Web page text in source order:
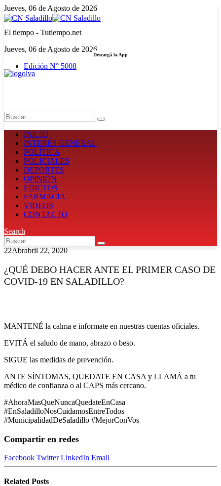
Jueves, 06 de Agosto de 2026
El tiempo - Tutiempo.net
Jueves, 06 de Agosto de 2026
Edición N° 5008
Descargá la App
INICIO
INTERÉS GENERAL
POLÍTICA
POLICIALES
DEPORTES
OPINIÓN
EDICTOS
FARMACIA
VIDEOS
CONTACTO
Search
22Abrabril 22, 2020
¿QUÉ DEBO HACER ANTE EL PRIMER CASO DE
COVID-19 EN SALADILLO?
MANTENÉ la calma e informate en nuestras cuentas oficiales.
EVITÁ el saludo de mano, abrazo o beso.
SIGUE las medidas de prevención.
ANTE SÍNTOMAS, QUEDATE EN CASA y LLAMÁ a tu
médico de confianza o al CAPS más cercano.
#AhoraMasQueNuncaQuedateEnCasa
#EnSaladilloNosCuidamosEntreTodos
#MunicipalidadDeSaladillo #MejorConVos
Compartir en redes
Facebook Twitter LinkedIn Email
Related Posts